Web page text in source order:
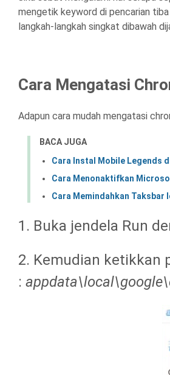
mengetik keyword di pencarian
langkah-langkah singkat dibawah
Cara Mengatasi
Adapun cara mudah mengatasi
BACA JUGA
Cara Instal Mobile Legends
Cara Menonaktifkan
Cara Memindahkan Taksbar
1. Buka jendela Run
2. Kemudian ketikkan
: